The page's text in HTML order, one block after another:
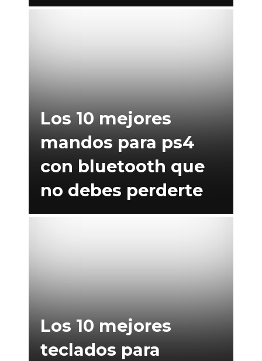
Los 10 mejores
mandos para ps4
con bluetooth que
no debes perderte
Los 10 mejores
teclados para